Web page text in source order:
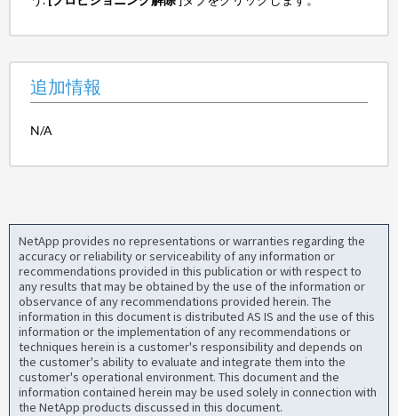
追加情報
N/A
NetApp provides no representations or warranties regarding the
accuracy or reliability or serviceability of any information or
recommendations provided in this publication or with respect to
any results that may be obtained by the use of the information or
observance of any recommendations provided herein. The
information in this document is distributed AS IS and the use of this
information or the implementation of any recommendations or
techniques herein is a customer's responsibility and depends on
the customer's ability to evaluate and integrate them into the
customer's operational environment. This document and the
information contained herein may be used solely in connection with
the NetApp products discussed in this document.